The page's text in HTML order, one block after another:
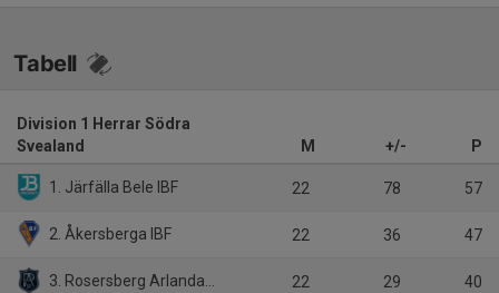
Tabell
Division 1 Herrar Södra
Svealand
M +/- P
1. Järfälla Bele IBF 22 78 57
2. Åkersberga IBF 22 36 47
3. Rosersberg Arlanda IBK 22 29 40